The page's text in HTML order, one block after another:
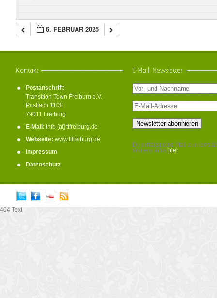
6. FEBRUAR 2025
Postanschrift:
Transition Town Freiburg e.V.
Postfach 1108
79011 Freiburg
E-Mail: info [ät] ttfreiburg.de
Webseite: www.ttfreiburg.de
Impressum
Datenschutz
Du erhältst eine Mail zum
Weitere Infos hier
.
404 Text